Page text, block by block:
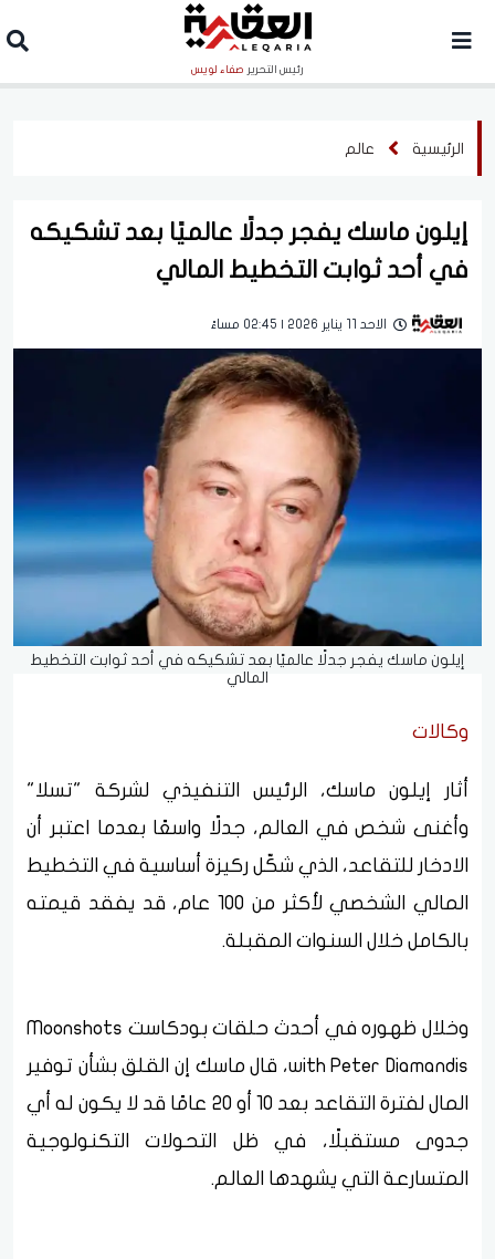
رئيس التحرير صفاء لويس
الرئيسية عالم
إيلون ماسك يفجر جدلًا عالميًا بعد تشكيكه
في أحد ثوابت التخطيط المالي
الاحد 11 يناير 2026 | 02:45 مساءً
إيلون ماسك يفجر جدلًا عالميًا بعد تشكيكه في أحد ثوابت التخطيط
المالي
وكالات
أثار إيلون ماسك، الرئيس التنفيذي لشركة "تسلا"
وأغنى شخص في العالم، جدلًا واسعًا بعدما اعتبر أن
الادخار للتقاعد، الذي شكّل ركيزة أساسية في التخطيط
المالي الشخصي لأكثر من 100 عام، قد يفقد قيمته
بالكامل خلال السنوات المقبلة.
وخلال ظهوره في أحدث حلقات بودكاست Moonshots
with Peter Diamandis، قال ماسك إن القلق بشأن توفير
المال لفترة التقاعد بعد 10 أو 20 عامًا قد لا يكون له أي
جدوى مستقبلًا، في ظل التحولات التكنولوجية
المتسارعة التي يشهدها العالم.